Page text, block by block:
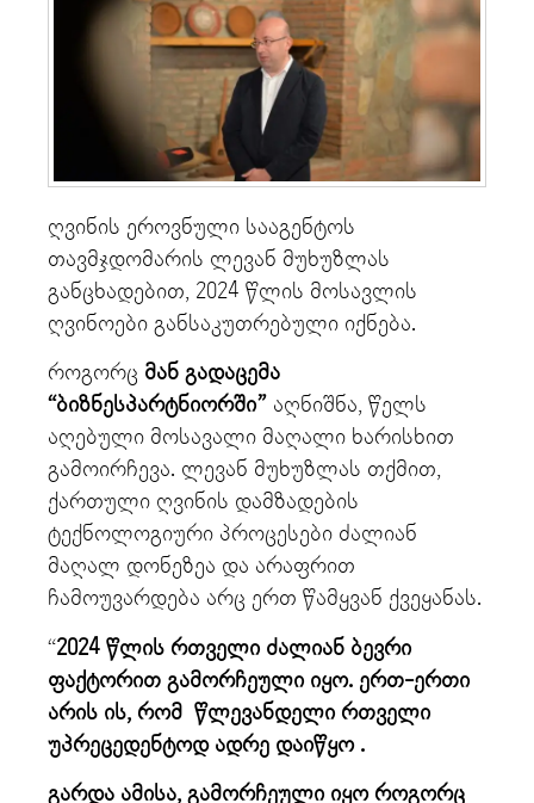
ღვინის ეროვნული სააგენტოს
თავმჯდომარის ლევან მუხუზლას
განცხადებით, 2024 წლის მოსავლის
ღვინოები განსაკუთრებული იქნება.
როგორც მან გადაცემა
“ბიზნესპარტნიორში” აღნიშნა, წელს
აღებული მოსავალი მაღალი ხარისხით
გამოირჩევა. ლევან მუხუზლას თქმით,
ქართული ღვინის დამზადების
ტექნოლოგიური პროცესები ძალიან
მაღალ დონეზეა და არაფრით
ჩამოუვარდება არც ერთ წამყვან ქვეყანას.
“2024 წლის რთველი ძალიან ბევრი
ფაქტორით გამორჩეული იყო. ერთ-ერთი
არის ის, რომ წლევანდელი რთველი
უპრეცედენტოდ ადრე დაიწყო .
გარდა ამისა, გამორჩეული იყო როგორც